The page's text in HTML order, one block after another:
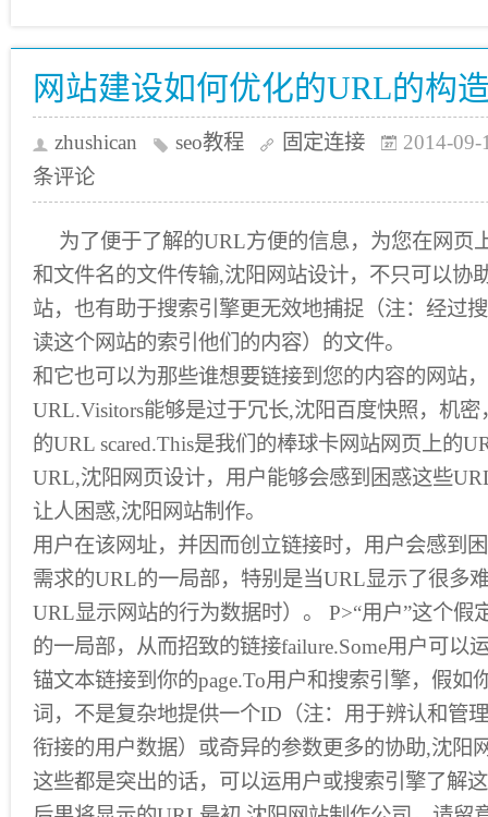
网站建设如何优化的URL的构
zhushican seo教程 固定连接
2014-09-
条评论
为了便于了解的URL方便的信息，为您在网页
和文件名的文件传输,沈阳网站设计，不只可以协
站，也有助于搜索引擎更无效地捕捉（注：经过
读这个网站的索引他们的内容）的文件。
和它也可以为那些谁想要链接到您的内容的网站
URL.Visitors能够是过于冗长,沈阳百度快照，机
的URL scared.This是我们的棒球卡网站网页上的
URL,沈阳网页设计，用户能够会感到困惑这些
让人困惑,沈阳网站制作。
用户在该网址，并因而创立链接时，用户会感到
需求的URL的一局部，特别是当URL显示了很多
URL显示网站的行为数据时）。 P>“用户”这个假
的一局部，从而招致的链接failure.Some用户可以
锚文本链接到你的page.To用户和搜索引擎，假如
词，不是复杂地提供一个ID（注：用于辨认和管
衔接的用户数据）或奇异的参数更多的协助,沈阳
这些都是突出的话，可以运用户或搜索引擎了解